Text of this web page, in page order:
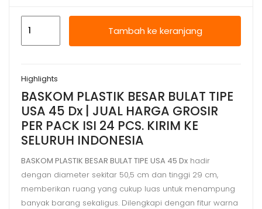
BULAT
USA
45
Dx
|
JUAL
HARGA
GROSIR
Tambah ke keranjang
Highlights
BASKOM PLASTIK BESAR BULAT TIPE
USA 45 Dx | JUAL HARGA GROSIR
PER PACK ISI 24 PCS. KIRIM KE
SELURUH INDONESIA
BASKOM PLASTIK BESAR BULAT TIPE USA 45 Dx hadir
dengan diameter sekitar 50,5 cm dan tinggi 29 cm,
memberikan ruang yang cukup luas untuk menampung
banyak barang sekaligus. Dilengkapi dengan fitur warna